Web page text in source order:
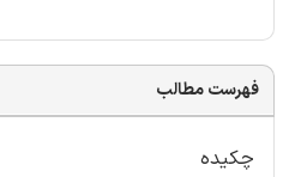
فهرست مطالب
چکیده